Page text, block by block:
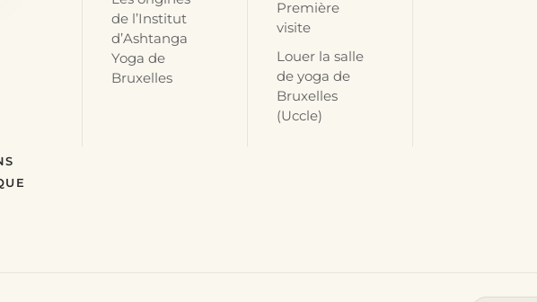
de l’Institut
d’Ashtanga
Yoga de
Bruxelles
Première
visite
Louer la salle
de yoga de
Bruxelles
(Uccle)